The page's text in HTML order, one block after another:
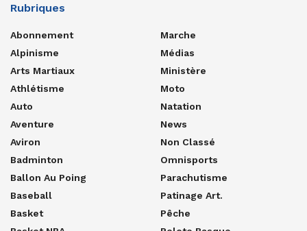
Rubriques
Abonnement
Alpinisme
Arts Martiaux
Athlétisme
Auto
Aventure
Aviron
Badminton
Ballon Au Poing
Baseball
Basket
Marche
Médias
Ministère
Moto
Natation
News
Non Classé
Omnisports
Parachutisme
Patinage Art.
Pêche